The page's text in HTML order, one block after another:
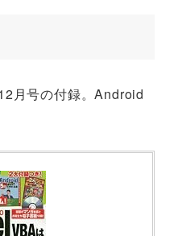
月号の付録。Android